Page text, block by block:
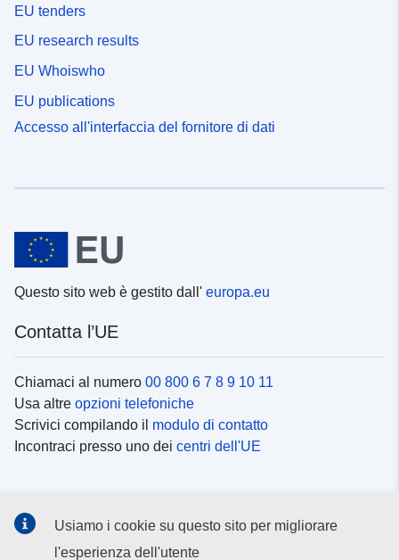
EU tenders
EU research results
EU Whoiswho
EU publications
Accesso all'interfaccia del fornitore di dati
Questo sito web è gestito dall' europa.eu
Contatta l’UE
Chiamaci al numero 00 800 6 7 8 9 10 11
Usa altre opzioni telefoniche
Scrivici compilando il modulo di contatto
Incontraci presso uno dei centri dell'UE
Cerca icanali social
Usiamo i cookie su questo sito per migliorare
l'esperienza dell'utente